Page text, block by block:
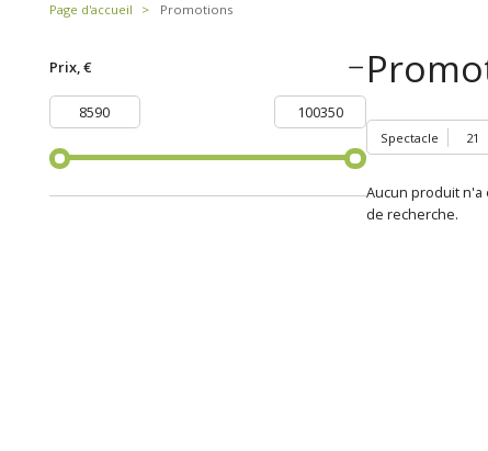
Page d'accueil Promotions
Prix, €
Spectacle
Aucun produit n'a
de recherche.